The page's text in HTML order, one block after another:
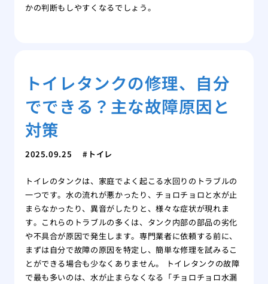
かの判断もしやすくなるでしょう。
トイレタンクの修理、自分
でできる？主な故障原因と
対策
2025.09.25 トイレ
トイレのタンクは、家庭でよく起こる水回りのトラブルの
一つです。水の流れが悪かったり、チョロチョロと水が止
まらなかったり、異音がしたりと、様々な症状が現れま
す。これらのトラブルの多くは、タンク内部の部品の劣化
や不具合が原因で発生します。専門業者に依頼する前に、
まずは自分で故障の原因を特定し、簡単な修理を試みるこ
とができる場合も少なくありません。 トイレタンクの故障
で最も多いのは、水が止まらなくなる「チョロチョロ水漏